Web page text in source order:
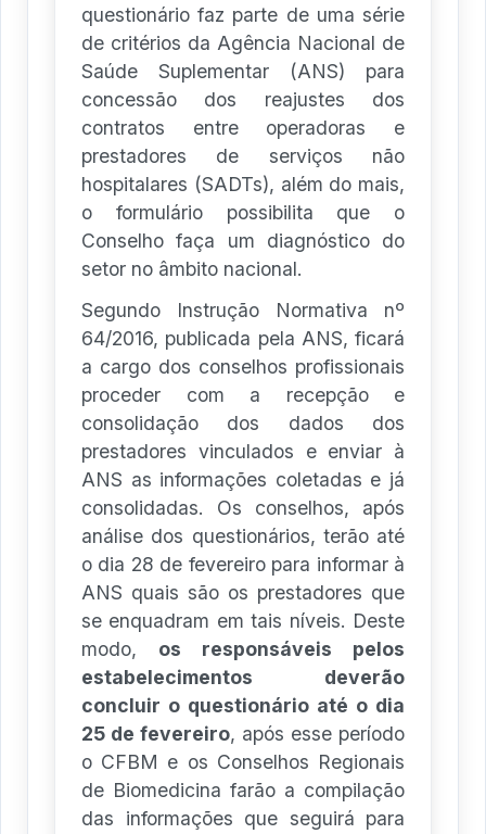
questionário faz parte de uma série
de critérios da Agência Nacional de
Saúde Suplementar (ANS) para
concessão dos reajustes dos
contratos entre operadoras e
prestadores de serviços não
hospitalares (SADTs), além do mais,
o formulário possibilita que o
Conselho faça um diagnóstico do
setor no âmbito nacional.
Segundo Instrução Normativa nº
64/2016, publicada pela ANS, ficará
a cargo dos conselhos profissionais
proceder com a recepção e
consolidação dos dados dos
prestadores vinculados e enviar à
ANS as informações coletadas e já
consolidadas. Os conselhos, após
análise dos questionários, terão até
o dia 28 de fevereiro para informar à
ANS quais são os prestadores que
se enquadram em tais níveis. Deste
modo, os responsáveis pelos
estabelecimentos deverão
concluir o questionário até o dia
25 de fevereiro, após esse período
o CFBM e os Conselhos Regionais
de Biomedicina farão a compilação
das informações que seguirá para